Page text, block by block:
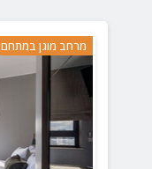
מרחב מוגן במתחם